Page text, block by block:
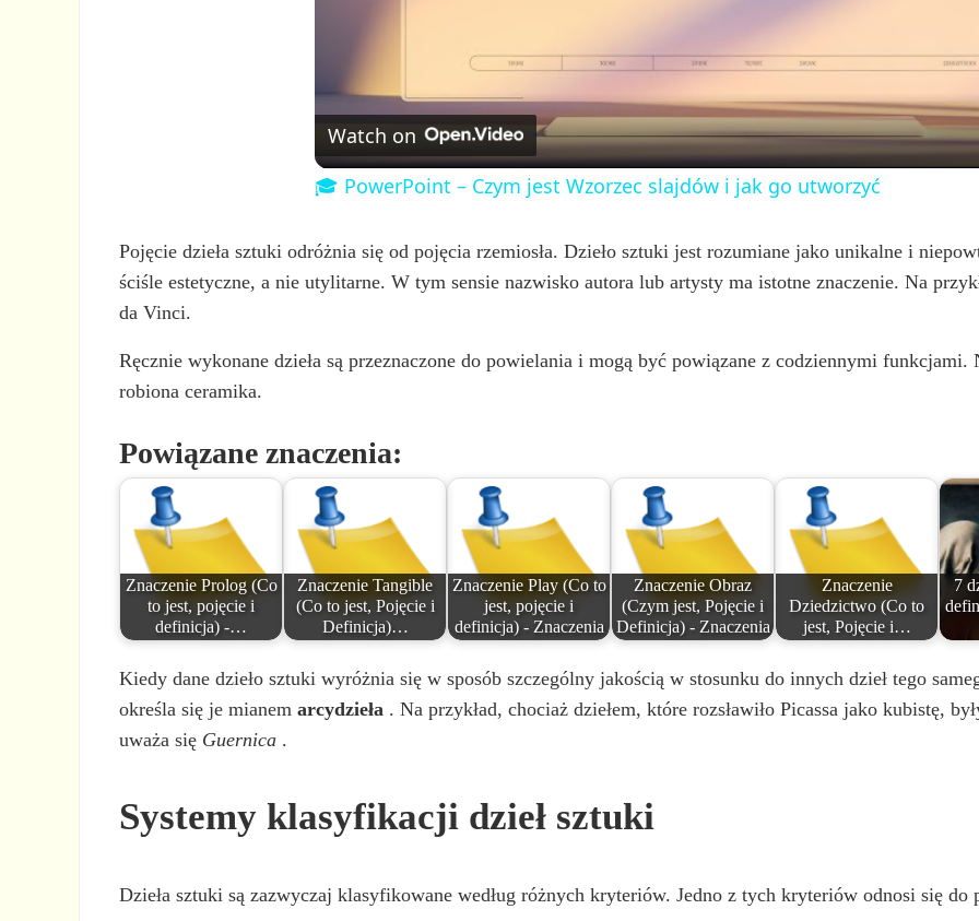
a
y
i
d
o
Watch on
🎓 PowerPoint – Czym jest Wzorzec slajdów i jak go utworzyć
Pojęcie dzieła sztuki odróżnia się od pojęcia rzemiosła. Dzieło sztuki jest rozumiane jako unikalne i
ściśle estetyczne, a nie utylitarne. W tym sensie nazwisko autora lub artysty ma istotne znaczenie. Na
da Vinci.
Ręcznie wykonane dzieła są przeznaczone do powielania i mogą być powiązane z codziennymi
robiona ceramika.
Powiązane znaczenia:
Znaczenie Prolog (Co
to jest, pojęcie i
definicja) -…
Znaczenie Tangible
(Co to jest, Pojęcie i
Definicja)…
Znaczenie Play (Co to
jest, pojęcie i
definicja) - Znaczenia
Znaczenie Obraz
(Czym jest, Pojęcie i
Definicja) - Znaczenia
Znaczenie
Dziedzictwo (Co to
jest, Pojęcie i…
7
Kiedy dane dzieło sztuki wyróżnia się w sposób szczególny jakością w stosunku do innych dzieł tego
określa się je mianemarcydzieła . Na przykład, chociaż dziełem, które rozsławiło Picassa jako kubistę,
uważa się Guernica .
Systemy klasyfikacji dzieł sztuki
Dzieła sztuki są zazwyczaj klasyfikowane według różnych kryteriów. Jedno z tych kryteriów odnosi się do